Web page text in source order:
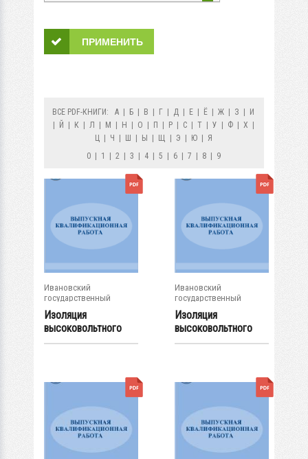
ВСЕ PDF-КНИГИ: А Б В Г Д Е Ё Ж З
И
Й К Л М Н О П Р С Т У Ф Х
Ц
Ч Ш Ы Щ Э Ю
Я
0
1 2 3 4 5 6 7 8 9
Ивановский
государственный
энергетический...
Изоляция
высоковольтного
ввода на
Ивановский
государственный
энергетический...
Изоляция
высоковольтного
ввода